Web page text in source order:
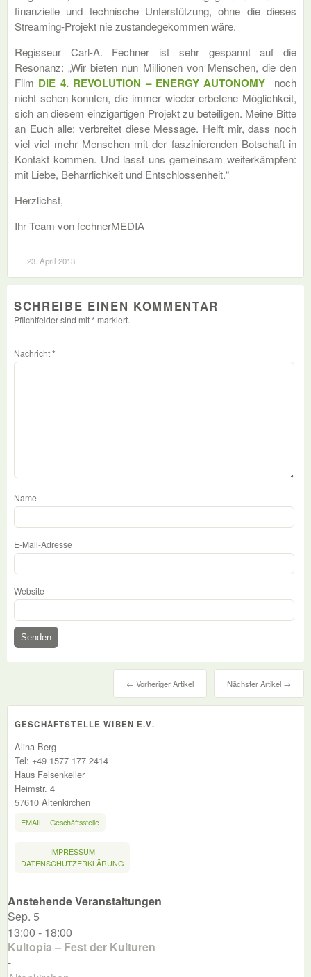
finanzielle und technische Unterstützung, ohne die dieses
Streaming-Projekt nie zustandegekommen wäre.
Regisseur Carl-A. Fechner ist sehr gespannt auf die
Resonanz: „Wir bieten nun Millionen von Menschen, die den
Film DIE 4. REVOLUTION – ENERGY AUTONOMY noch
nicht sehen konnten, die immer wieder erbetene Möglichkeit,
sich an diesem einzigartigen Projekt zu beteiligen. Meine Bitte
an Euch alle: verbreitet diese Message. Helft mir, dass noch
viel viel mehr Menschen mit der faszinierenden Botschaft in
Kontakt kommen. Und lasst uns gemeinsam weiterkämpfen:
mit Liebe, Beharrlichkeit und Entschlossenheit.“
Herzlichst,
Ihr Team von fechnerMEDIA
23. April 2013
SCHREIBE EINEN KOMMENTAR
Pflichtfelder sind mit* markiert.
Nachricht*
Name
E-Mail-Adresse
Website
Nächster Artikel →
← Vorheriger Artikel
GESCHÄFTSTELLE WIBEN E.V.
Alina Berg
Tel: +49 1577 177 2414
Haus Felsenkeller
Heimstr. 4
57610 Altenkirchen
EMAIL - Geschäftsstelle
IMPRESSUM
DATENSCHUTZERKLÄRUNG
Anstehende Veranstaltungen
Sep. 5
13:00 - 18:00
Kultopia – Fest der Kulturen
-